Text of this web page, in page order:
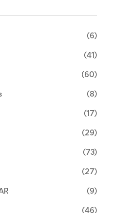
(6)
(41)
(60)
(8)
(17)
(29)
(73)
(27)
(9)
(46)